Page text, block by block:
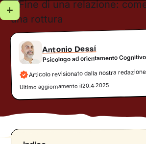
Antonio Dessí
Psicologo ad orientamento
Articolo revisionato dalla nostra
Ultimo aggiornamento il20.4.2025